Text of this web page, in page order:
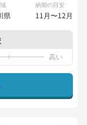
県
納期の目安
11月〜12月